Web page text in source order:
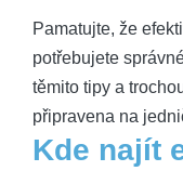
Pamatujte, že
potřebujete
těmito tipy a
připravena na
Kde najít